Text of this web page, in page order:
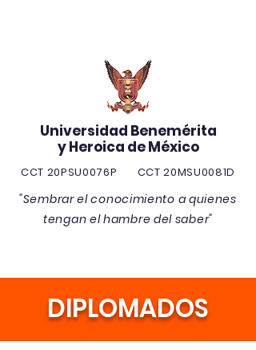
Universidad Benemérita
y Heroica de México
CCT 20PSU0076P CCT 20MSU0081D
"Sembrar el conocimiento a quienes
tengan el hambre del saber"
DIPLOMADOS